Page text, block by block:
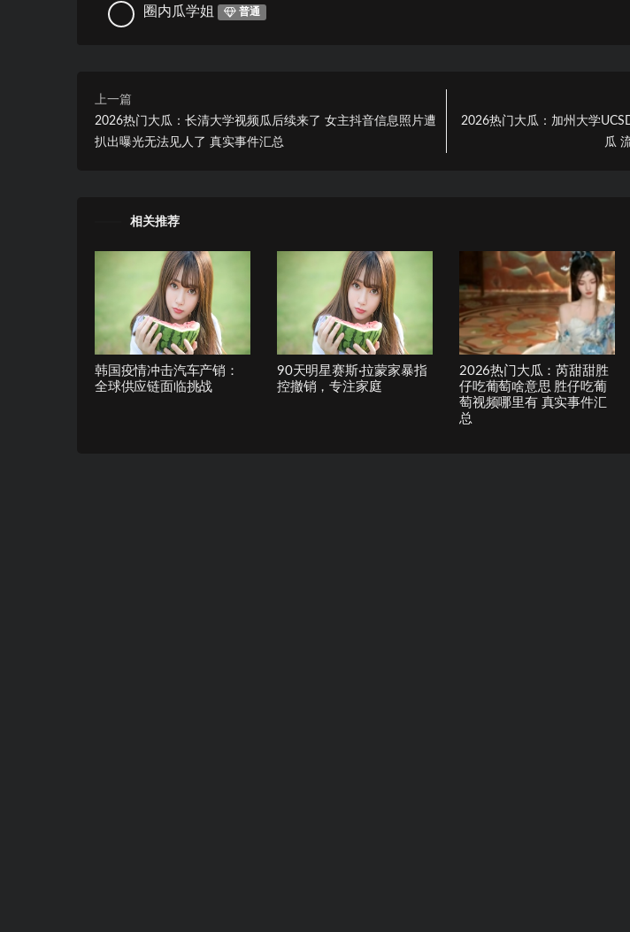
圈内瓜学姐 普通
上一篇
2026热门大瓜：长清大学视频瓜后续来了 女主抖音信息照片遭
扒出曝光无法见人了 真实事件汇总
2026热门大瓜：加州大学
瓜
相关推荐
韩国疫情冲击汽车产销：
全球供应链面临挑战
90天明星赛斯·拉蒙家暴指
控撤销，专注家庭
2026热门大瓜：芮甜甜胜
仔吃葡萄啥意思 胜仔吃葡
萄视频哪里有 真实事件汇
总